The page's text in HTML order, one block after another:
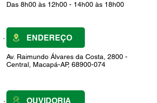
Das 8h00 às 12h00 - 14h00 às 18h00
Av. Raimundo Álvares da Costa, 2800 -
Central, Macapá-AP, 68900-074
ENDEREÇO
OUVIDORIA